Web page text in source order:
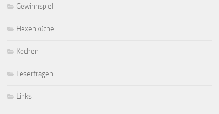
Gewinnspiel
Hexenküche
Kochen
Leserfragen
Links